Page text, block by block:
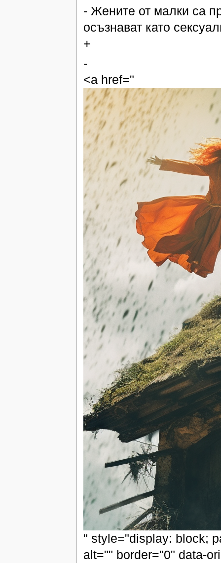
- Жените от малки са
осъзнават като
+
-
<a href="
" style="display: block;
alt="" border="0" data-